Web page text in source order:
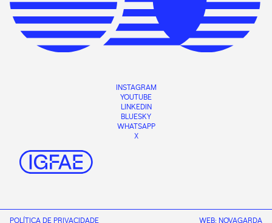
INSTAGRAM
YOUTUBE
LINKEDIN
BLUESKY
WHATSAPP
X
POLÍTICA DE PRIVACIDADE WEB: NOVAGARDA